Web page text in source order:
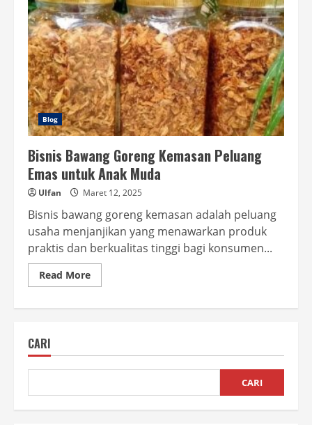
Blog
Bisnis Bawang Goreng Kemasan Peluang
Emas untuk Anak Muda
Ulfan Maret 12, 2025
Bisnis bawang goreng kemasan adalah peluang
usaha menjanjikan yang menawarkan produk
praktis dan berkualitas tinggi bagi konsumen...
Read MoreRead
more
Emas
Anak
CARI
CARI